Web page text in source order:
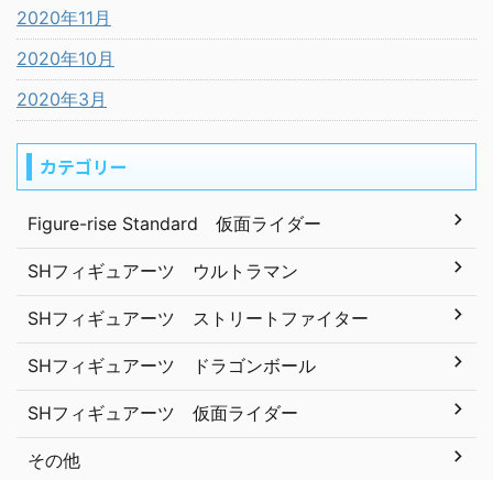
2020年11月
2020年10月
2020年3月
カテゴリー
Figure-rise Standard 仮面ライダー
SHフィギュアーツ ウルトラマン
SHフィギュアーツ ストリートファイター
SHフィギュアーツ ドラゴンボール
SHフィギュアーツ 仮面ライダー
その他